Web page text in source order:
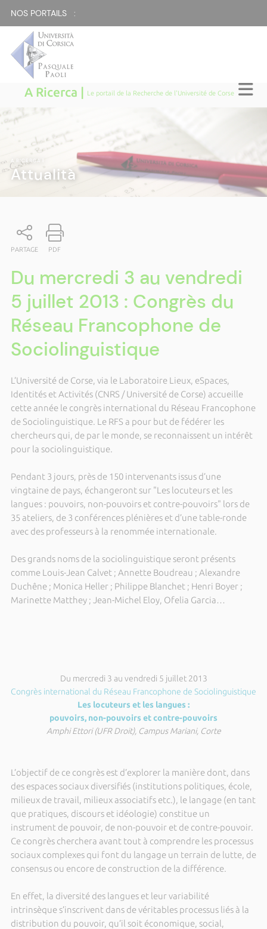
NOS PORTAILS :
A Ricerca | Le portail de la Recherche de l'Université de Corse
A RICERCA
Attualità
PARTAGE PDF
Du mercredi 3 au vendredi
5 juillet 2013 : Congrès du
Réseau Francophone de
Sociolinguistique
L’Université de Corse, via le Laboratoire Lieux, eSpaces,
Identités et Activités (CNRS / Université de Corse) accueille
cette année le congrès international du Réseau Francophone
de Sociolinguistique. Le RFS a pour but de fédérer les
chercheurs qui, de par le monde, se reconnaissent un intérêt
pour la sociolinguistique.
Pendant 3 jours, près de 150 intervenants issus d’une
vingtaine de pays, échangeront sur "Les locuteurs et les
langues : pouvoirs, non-pouvoirs et contre-pouvoirs" lors de
35 ateliers, de 3 conférences plénières et d’une table-ronde
avec des professeurs à la renommée internationale.
Des grands noms de la sociolinguistique seront présents
comme Louis-Jean Calvet ; Annette Boudreau ; Alexandre
Duchêne ; Monica Heller ; Philippe Blanchet ; Henri Boyer ;
Marinette Matthey ; Jean-Michel Eloy, Ofelia Garcia…
Du mercredi 3 au vendredi 5 juillet 2013
Congrès international du Réseau Francophone de Sociolinguistique
Les locuteurs et les langues :
pouvoirs, non-pouvoirs et contre-pouvoirs
Amphi Ettori (UFR Droit), Campus Mariani, Corte
L’objectif de ce congrès est d’explorer la manière dont, dans
des espaces sociaux diversifiés (institutions politiques, école,
milieux de travail, milieux associatifs etc.), le langage (en tant
que pratiques, discours et idéologie) constitue un
instrument de pouvoir, de non-pouvoir et de contre-pouvoir.
Ce congrès cherchera avant tout à comprendre les processus
sociaux complexes qui font du langage un terrain de lutte, de
consensus ou encore de construction de la différence.
En effet, la diversité des langues et leur variabilité
intrinsèque s’inscrivent dans de véritables processus liés à la
distribution du pouvoir, qu’il soit économique, social,